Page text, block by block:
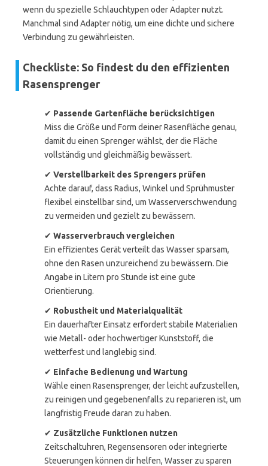
wenn du spezielle Schlauchtypen oder Adapter nutzt.
Manchmal sind Adapter nötig, um eine dichte und sichere
Verbindung zu gewährleisten.
Checkliste: So findest du den effizienten
Rasensprenger
✔ Passende Gartenfläche berücksichtigen
Miss die Größe und Form deiner Rasenfläche genau,
damit du einen Sprenger wählst, der die Fläche
vollständig und gleichmäßig bewässert.
✔ Verstellbarkeit des Sprengers prüfen
Achte darauf, dass Radius, Winkel und Sprühmuster
flexibel einstellbar sind, um Wasserverschwendung
zu vermeiden und gezielt zu bewässern.
✔ Wasserverbrauch vergleichen
Ein effizientes Gerät verteilt das Wasser sparsam,
ohne den Rasen unzureichend zu bewässern. Die
Angabe in Litern pro Stunde ist eine gute
Orientierung.
✔ Robustheit und Materialqualität
Ein dauerhafter Einsatz erfordert stabile Materialien
wie Metall- oder hochwertiger Kunststoff, die
wetterfest und langlebig sind.
✔ Einfache Bedienung und Wartung
Wähle einen Rasensprenger, der leicht aufzustellen,
zu reinigen und gegebenenfalls zu reparieren ist, um
langfristig Freude daran zu haben.
✔ Zusätzliche Funktionen nutzen
Zeitschaltuhren, Regensensoren oder integrierte
Steuerungen können dir helfen, Wasser zu sparen